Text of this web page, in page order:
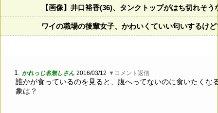
【画像】井口裕香(36)、タンクトップがはち切れそ
ワイの職場の後輩女子、かわいくていい匂いするけ
1. かれっじ名無しさん 2016/03/12 ▼コメント返信
誰かが食っているのを見ると、腹へってないのに食いたくな
象は？